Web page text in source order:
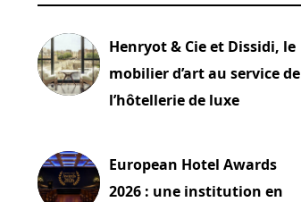
Henryot & Cie et Dissidi, le
mobilier d’art au service de
l’hôtellerie de luxe
European Hotel Awards
2026 : une institution en